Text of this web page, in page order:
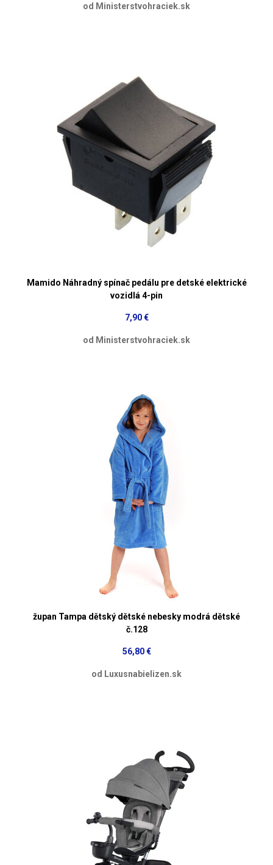
od Ministerstvohraciek.sk
Mamido Náhradný spínač pedálu pre detské elektrické
vozidlá 4-pin
7,90 €
od Ministerstvohraciek.sk
župan Tampa dětský dětské nebesky modrá dětské
č.128
56,80 €
od Luxusnabielizen.sk